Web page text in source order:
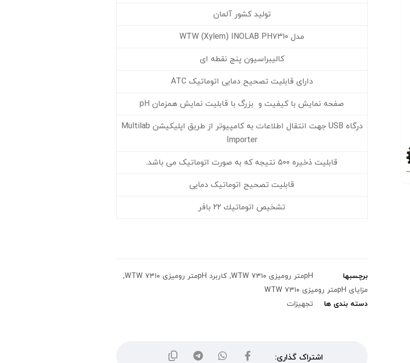
تولید کشور آلمان
مدل WTW (Xylem) INOLAB PH۷۳۱۰
کالیبراسیون پنج نقطه ای
دارای قابلیت تصحیح دمایی اتوماتیک ATC
صفحه نمایش با کیفیت و بزرگ با قابلیت نمایش همزمان pH
درگاه USB جهت انتقال اطلاعات به کامپیوتر از طریق اپلیکیشن Multilab
Importer
قابليت ذخیره ۵۰۰ نتیجه که به صورت اتوماتیک می باشد .
قابلیت تصحیح اتوماتیک دمایی
تشخيص اتوماتيك ۲۲ بافر
برچسبها pHمتر رومیزی WTW ۷۳۱۰ ,کاربرد pHمتر رومیزی WTW ۷۳۱۰
,
مزایای pHمتر رومیزی WTW ۷۳۱۰
دسته بندی ها
تجهیزات